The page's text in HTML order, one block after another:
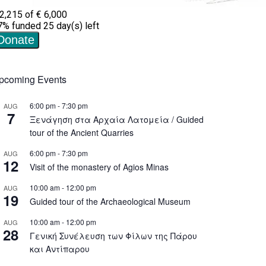
Events
AUG
7
6:00 pm-7:30 pm
Ξενάγηση στα Αρχαία Λατομεία / Guided
tour of the Ancient Quarries
AUG
12
6:00 pm-7:30 pm
Visit of the monastery of Agios Minas
AUG
19
10:00 am- 12:00 pm
Guided tour of the Archaeological Museum
AUG
28
10:00 am- 12:00 pm
Γενική Συνέλευση των Φίλων της Πάρου
και Αντίπαρου